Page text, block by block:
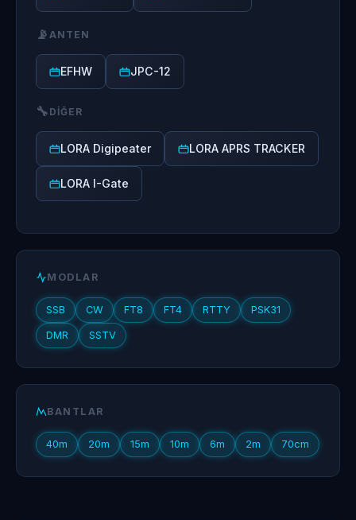
📡 ANTEN
EFHW JPC-12
🔧 DIĞER
LORA Digipeater LORA APRS TRACKER
LORA I-Gate
MODLAR
SSB CW FT8 FT4 RTTY PSK31
DMR SSTV
BANTLAR
40m 20m 15m 10m 6m 2m 70cm